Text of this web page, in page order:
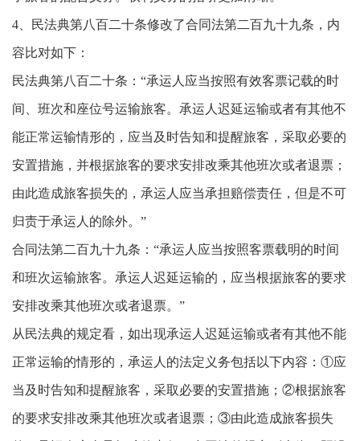
4、民法典第八百二十条修改了合同法第二百九十九条，内
容比对如下：
民法典第八百二十条：“承运人应当按照有效客票记载的时
间、班次和座位号运输旅客。承运人迟延运输或者有其他不
能正常运输情形的，应当及时告知和提醒旅客，采取必要的
安置措施，并根据旅客的要求安排改乘其他班次或者退票；
由此造成旅客损失的，承运人应当承担赔偿责任，但是不可
归责于承运人的除外。”
合同法第二百九十九条：“承运人应当按照客票载明的时间
和班次运输旅客。承运人迟延运输的，应当根据旅客的要求
安排改乘其他班次或者退票。”
从民法典的规定看，如出现承运人迟延运输或者有其他不能
正常运输的情形的，承运人的法定义务包括以下内容：①应
当及时告知和提醒旅客，采取必要的安置措施；②根据旅客
的要求安排改乘其他班次或者退票；③由此造成旅客损失